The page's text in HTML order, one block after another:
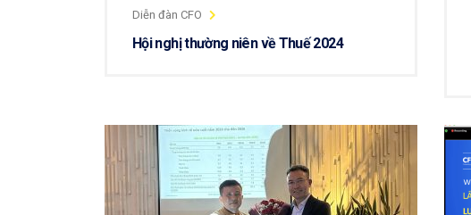
Diễn đàn CFO
Hội nghị thường niên về Thuế 2024